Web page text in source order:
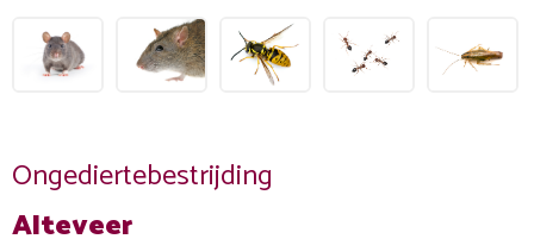
Ongediertebestrijding
Alteveer